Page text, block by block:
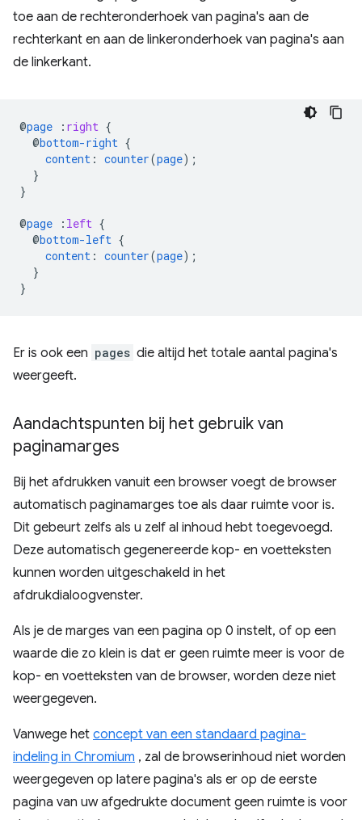
toe aan de rechteronderhoek van pagina's aan de
rechterkant en aan de linkeronderhoek van pagina's aan
de linkerkant.
@page : right {
@bottom-right {
content : counter(page);
}
}
@page : left {
@bottom-left {
content : counter(page);
}
}
Er is ook een pages die altijd het totale aantal pagina's
weergeeft.
Aandachtspunten bij het gebruik van
paginamarges
Bij het afdrukken vanuit een browser voegt de browser
automatisch paginamarges toe als daar ruimte voor is.
Dit gebeurt zelfs als u zelf al inhoud hebt toegevoegd.
Deze automatisch gegenereerde kop- en voetteksten
kunnen worden uitgeschakeld in het
afdrukdialoogvenster.
Als je de marges van een pagina op 0 instelt, of op een
waarde die zo klein is dat er geen ruimte meer is voor de
kop- en voetteksten van de browser, worden deze niet
weergegeven.
Vanwege het concept van een standaard pagina-
indeling in Chromium , zal de browserinhoud niet worden
weergegeven op latere pagina's als er op de eerste
pagina van uw afgedrukte document geen ruimte is voor